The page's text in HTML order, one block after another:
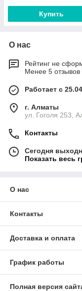
Купить
О нас
Рейтинг не
Менее 5 отзывов
Работает с
г. Алматы
ул. Гоголя 253,
Контакты
Сегодня
Показать весь
О нас
Контакты
Доставка и оплата
График работы
Полная версия